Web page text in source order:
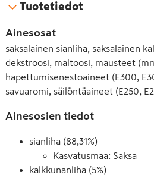
Tuotetiedot
Ainesosat
saksalainen sianliha, saksalainen
dekstroosi, maltoosi, mausteet
hapettumisenestoaineet (E300,
savuaromi, säilöntäaineet (E250,
Ainesosien tiedot
sianliha (88,31%)
Kasvatusmaa: Saksa
kalkkunanliha (5%)